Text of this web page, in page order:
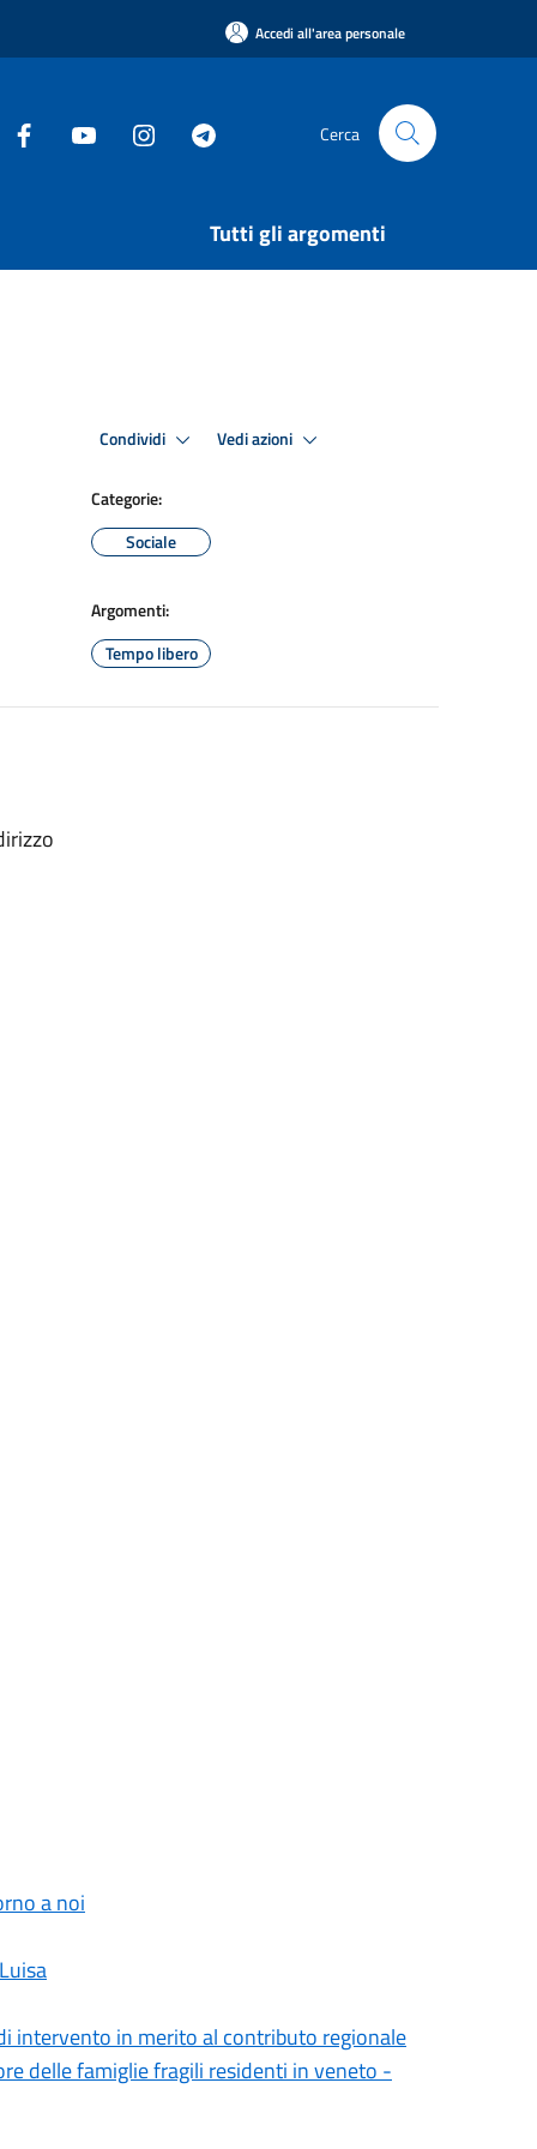
Accedi all'area personale
Cerca
Tutti gli argomenti
Condividi Vedi azioni
Categorie:
Sociale
Argomenti:
Tempo libero
a noi
intervento in merito al contributo regionale
delle famiglie fragili residenti in veneto -